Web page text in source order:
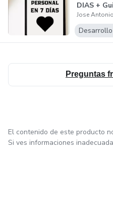
DIAS +
técnicas
par...
Preguntas
El contenido de este producto
Si ves informaciones